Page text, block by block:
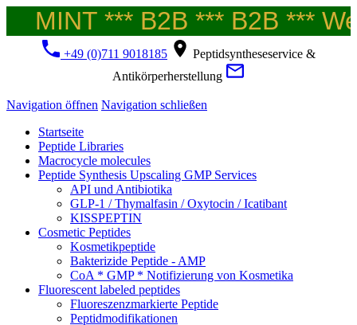
MINT *** B2B *** B2B ***
+49 (0)711 9018185
Peptidsyntheseservice &
Antikörperherstellung
Navigation öffnen Navigation schließen
Startseite
Peptide Libraries
Macrocycle molecules
Peptide Synthesis Upscaling GMP Services
API und Antibiotika
GLP-1 / Thymalfasin / Oxytocin / Icatibant
KISSPEPTIN
Cosmetic Peptides
Kosmetikpeptide
Bakterizide Peptide - AMP
CoA * GMP * Notifizierung von Kosmetika
Fluorescent labeled peptides
Fluoreszenzmarkierte Peptide
Peptidmodifikationen